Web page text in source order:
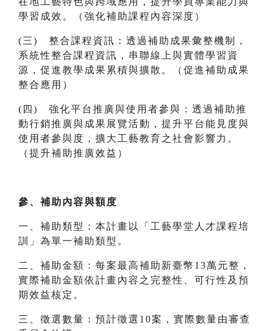
學習成效。（強化補助課程內容深度）
(三) 整合課程資訊：透過補助成果彙整機制，
系統性整合課程資訊，串聯線上與實體學習資
源，促進教學成果累積與擴散。（促進補助成果
整合應用）
(四) 強化平台推廣與使用者參與：透過補助推
動行銷推廣與成果展覽活動，提升平台能見度與
使用者參與度，擴大工藝教育之社會影響力。
（提升補助推廣效益）
參、補助內容與額度
一、補助類型：本計畫以「工藝學堂人才課程培
訓」為單一補助類型。
二、補助金額：每案最高補助新臺幣13萬元整，
實際補助金額依計畫內容之完整性、可行性及預
期效益核定。
三、徵選數量：預計徵選10案，實際數量由審查